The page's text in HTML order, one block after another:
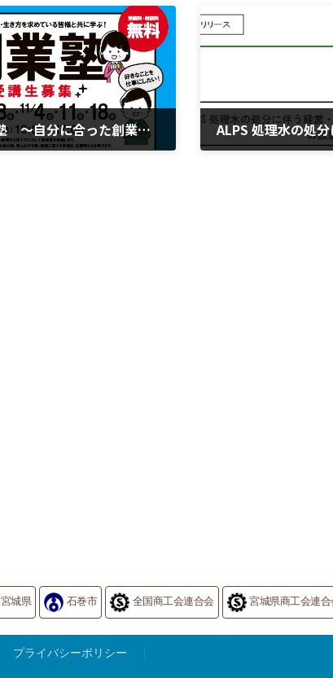
「２０２３創業塾 ～自分に合った創業という生き方～」の開催について 受講生募集
宮城県 石巻市 全国商工会連合会 宮城県商工会連合
プライバシーポリシー